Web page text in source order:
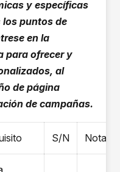
y específicas
puntos de
en la
para ofrecer y
al
de página
de campañas.
S/N Notas